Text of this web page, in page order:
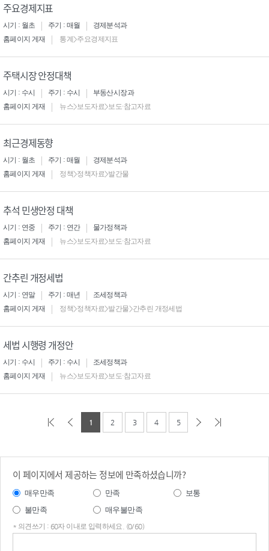
주요경제지표
시기 : 월초 주기 : 매월
경제분석과
홈페이지 게재
통계>주요경제지표
주택시장 안정대책
시기 : 수시 주기 : 수시
부동산시장과
홈페이지 게재
뉴스>보도자료>보도·참고자료
최근경제동향
시기 : 월초 주기 : 매월
경제분석과
홈페이지 게재
정책>정책자료>발간물
추석 민생안정 대책
시기 : 연중 주기 : 연간
물가정책과
홈페이지 게재
뉴스>보도자료>보도·참고자료
간추린 개정세법
시기 : 연말 주기 : 매년
조세정책과
홈페이지 게재
정책>정책자료>발간물>간추린 개정세법
세법 시행령 개정안
시기 : 수시 주기 : 수시
조세정책과
홈페이지 게재
뉴스>보도자료>보도·참고자료
1 2 3 4 5
이 페이지에서 제공하는 정보에 만족하셨습니까?
매우만족 만족
보통
불만족
매우불만족
* 의견쓰기 : 60자 이내로 입력하세요. (0/60)